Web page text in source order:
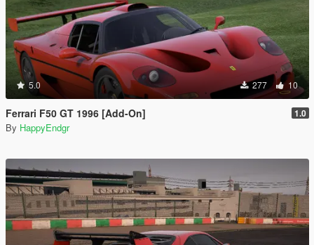
5.0 277 10
Ferrari F50 GT 1996 [Add-On] 1.0
By HappyEndgr